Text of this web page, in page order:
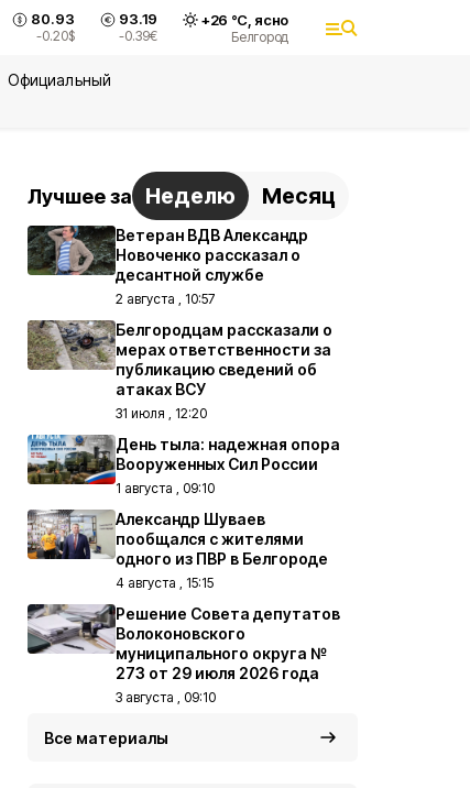
80.93
-0.20$
93.19
-0.39€
+26 °С, ясно
Белгород
Официальный
Лучшее за Неделю Месяц
Ветеран ВДВ Александр
Новоченко рассказал о
десантной службе
2 августа , 10:57
Белгородцам рассказали о
мерах ответственности за
публикацию сведений об
атаках ВСУ
31 июля , 12:20
День тыла: надежная опора
Вооруженных Сил России
1 августа , 09:10
Александр Шуваев
пообщался с жителями
одного из ПВР в Белгороде
4 августа , 15:15
Решение Совета депутатов
Волоконовского
муниципального округа №
273 от 29 июля 2026 года
3 августа , 09:10
Все материалы